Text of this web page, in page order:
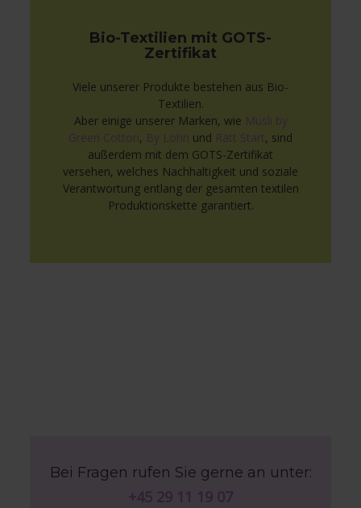
Bio-Textilien mit GOTS-
Zertifikat
Viele unserer Produkte bestehen aus Bio-
Textilien.
Aber einige unserer Marken, wie Müsli by
Green Cotton, By Lohn und Rätt Start, sind
außerdem mit dem GOTS-Zertifikat
versehen, welches Nachhaltigkeit und soziale
Verantwortung entlang der gesamten textilen
Produktionskette garantiert.
Bei Fragen rufen Sie gerne an unter:
+45 29 11 19 07